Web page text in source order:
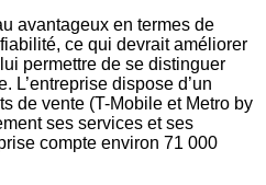
avantageux en termes de
ce qui devrait améliorer
permettre de se distinguer
L’entreprise dispose d’un
de vente (T-Mobile et Metro by
ses services et ses
compte environ 71 000